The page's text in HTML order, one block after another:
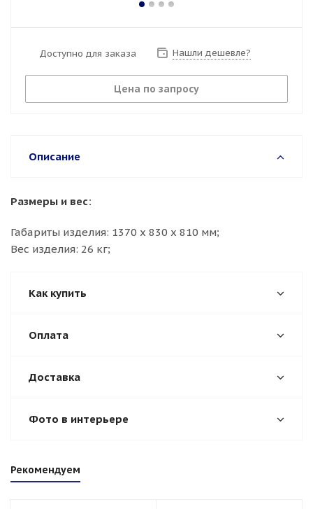
Доступно для заказа Нашли дешевле?
Цена по запросу
Описание
Размеры и вес:
Габариты изделия: 1370 х 830 х 810 мм;
Вес изделия: 26 кг;
Как купить
Оплата
Доставка
Фото в интерьере
Рекомендуем